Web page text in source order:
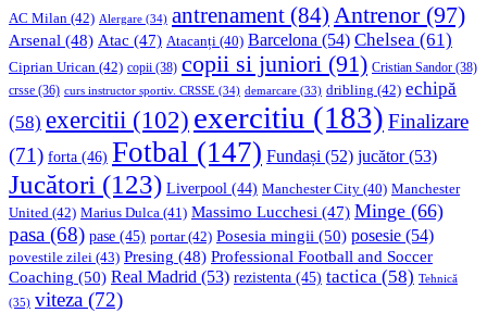
AC Milan (42) Alergare (34) antrenament (84) Antrenor(97)
Arsenal (48) Atac (47) Atacanți (40) Barcelona (54) Chelsea (61)
Ciprian Urican (42) copii (38) copii si juniori (91) Cristian Sandor (38)
crsse (36) curs instructor sportiv. CRSSE (34) demarcare (33) dribling (42) echipă
(58) exercitii (102) exercitiu (183) Finalizare
(71) forta (46) Fotbal (147) Fundași (52) jucător(53)
Jucători (123) Liverpool (44) Manchester City (40) Manchester
United (42) Marius Dulca (41) Massimo Lucchesi (47) Minge (66)
pasa (68) pase (45) portar(42) Posesia mingii (50) posesie (54)
povestile zilei (43) Presing (48) Professional Football and Soccer
Coaching (50) Real Madrid (53) rezistenta (45) tactica (58) Tehnică
(35) viteza (72)